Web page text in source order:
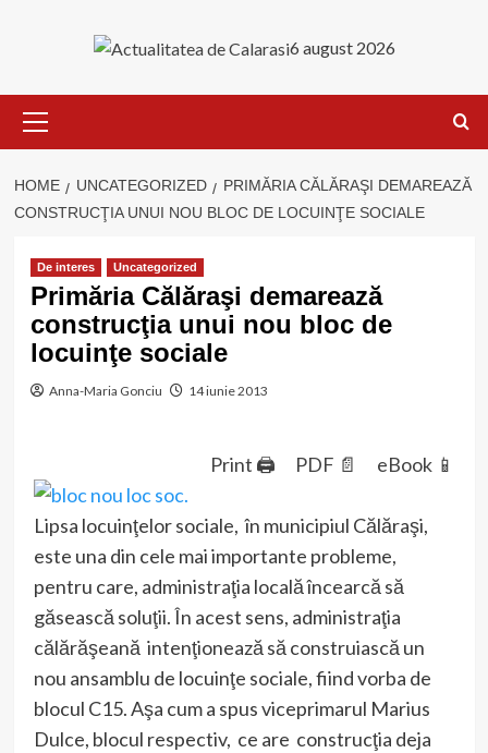
6 august 2026
Menu
HOME UNCATEGORIZED
PRIMĂRIA CĂLĂRAŞI DEMAREAZĂ
CONSTRUCŢIA UNUI NOU BLOC DE LOCUINŢE SOCIALE
De interes Uncategorized
Primăria Călăraşi demarează
construcţia unui nou bloc de
locuinţe sociale
Anna-Maria Gonciu 14 iunie 2013
Print 🖨 PDF 📄 eBook 📱
Lipsa locuinţelor sociale, în municipiul Călăraşi,
este una din cele mai importante probleme,
pentru care, administraţia locală încearcă să
găsească soluţii. În acest sens, administraţia
călărăşeană intenţionează să construiască un
nou ansamblu de locuinţe sociale, fiind vorba de
blocul C15. Aşa cum a spus viceprimarul Marius
Dulce, blocul respectiv, ce are construcţia deja